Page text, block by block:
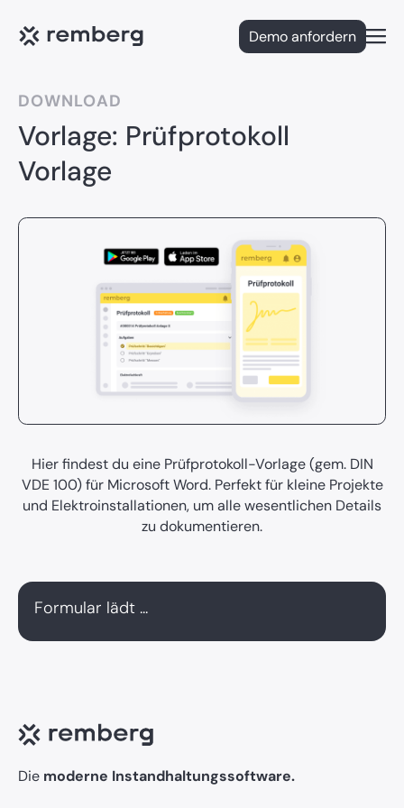
Demo anfordern
DOWNLOAD
Vorlage: Prüfprotokoll
Vorlage
Hier findest du eine Prüfprotokoll-Vorlage (gem. DIN
VDE 100) für Microsoft Word. Perfekt für kleine Projekte
und Elektroinstallationen, um alle wesentlichen Details
zu dokumentieren.
Formular lädt ...
Die moderne Instandhaltungssoftware.